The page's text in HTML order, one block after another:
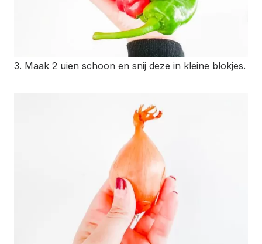
3. Maak 2 uien schoon en snij deze in kleine blokjes.